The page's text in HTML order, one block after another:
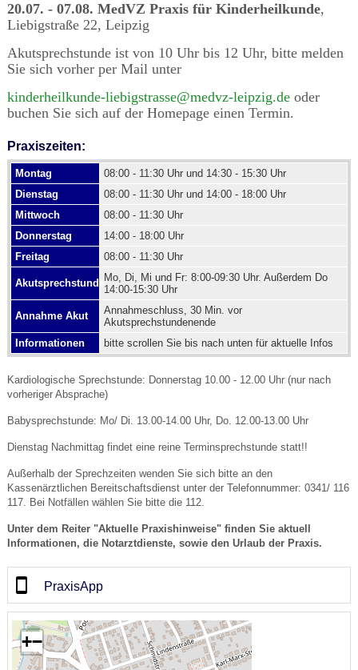
20.07. - 07.08. MedVZ Praxis für Kinderheilkunde,
Liebigstraße 22, Leipzig
Akutsprechstunde ist von 10 Uhr bis 12 Uhr, bitte melden
Sie sich vorher per Mail unter
kinderheilkunde-liebigstrasse@medvz-leipzig.deoder
buchen Sie sich auf der Homepage einen Termin.
Praxiszeiten:
Montag
08:00 - 11:30 Uhr und 14:30 - 15:30 Uhr
Dienstag
08:00 - 11:30 Uhr und 14:00 - 18:00 Uhr
Mittwoch
08:00 - 11:30 Uhr
Donnerstag
14:00 - 18:00 Uhr
Freitag
08:00 - 11:30 Uhr
Akutsprechstunde:Mo, Di, Mi und Fr: 8:00-09:30 Uhr. Außerdem Do
14:00-15:30 Uhr
Annahme Akut
Annahmeschluss, 30 Min. vor
Akutsprechstundenende
Informationen
bitte scrollen Sie bis nach unten für aktuelle Infos
Kardiologische Sprechstunde: Donnerstag 10.00 - 12.00 Uhr (nur nach
vorheriger Absprache)
Babysprechstunde: Mo/ Di. 13.00-14.00 Uhr, Do. 12.00-13.00 Uhr
Dienstag Nachmittag findet eine reine Terminsprechstunde statt!!
Außerhalb der Sprechzeiten wenden Sie sich bitte an den
Kassenärztlichen Bereitschaftsdienst unter der Telefonnummer: 0341/ 116
117. Bei Notfällen wählen Sie bitte die 112.
Unter dem Reiter "Aktuelle Praxishinweise" finden Sie aktuell
Informationen, die Notarztdienste, sowie den Urlaub der Praxis.
PraxisApp
+−